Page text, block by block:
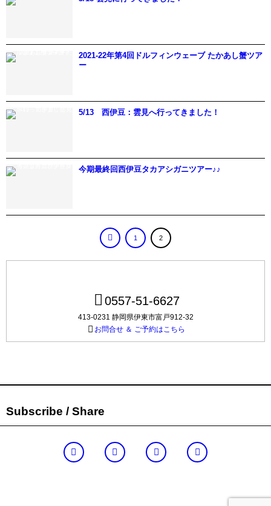
2021-22年第4回ドルフィンウェーブ たかあし蟹ツア
ー
5/13 西伊豆：雲見へ行ってきました！
今期最終回西伊豆タカアシガニツアー♪♪
1 2
0557-51-6627
413-0231 静岡県伊東市富戸912-32
お問合せ ＆ ご予約はこちら
Subscribe / Share